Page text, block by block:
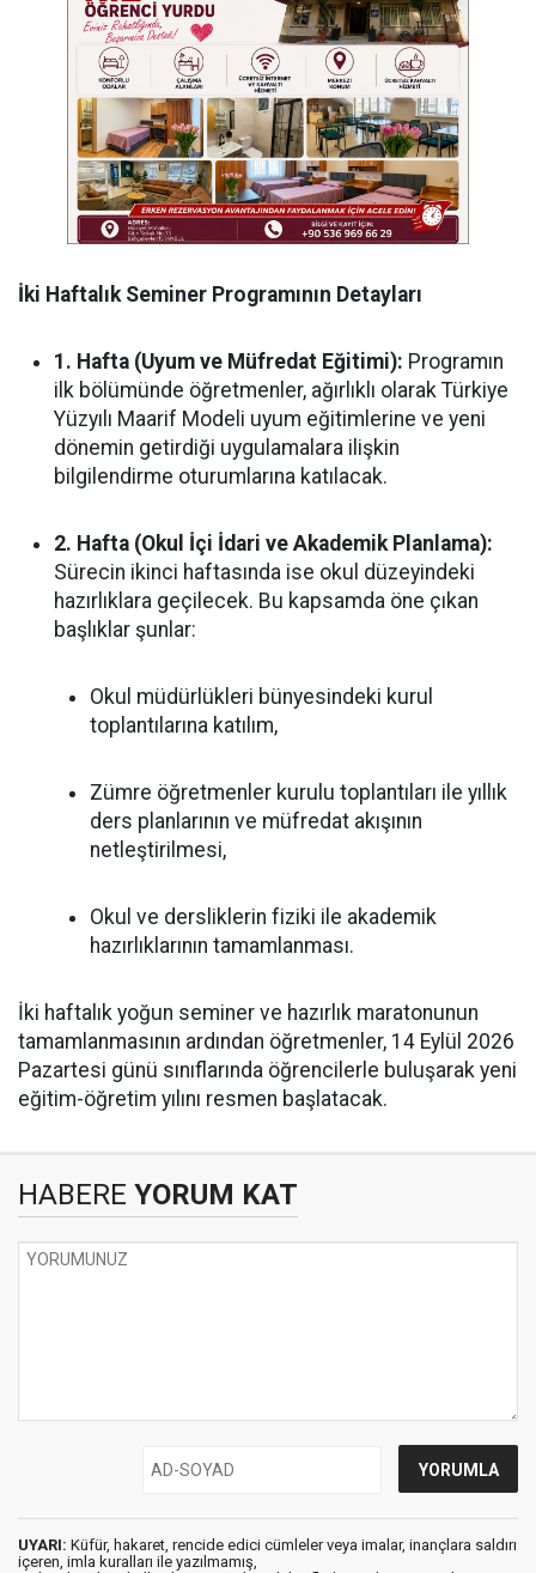
İki Haftalık Seminer Programının Detayları
1. Hafta (Uyum ve Müfredat Eğitimi): Programın
ilk bölümünde öğretmenler, ağırlıklı olarak Türkiye
Yüzyılı Maarif Modeli uyum eğitimlerine ve yeni
dönemin getirdiği uygulamalara ilişkin
bilgilendirme oturumlarına katılacak.
2. Hafta (Okul İçi İdari ve Akademik Planlama):
Sürecin ikinci haftasında ise okul düzeyindeki
hazırlıklara geçilecek. Bu kapsamda öne çıkan
başlıklar şunlar:
Okul müdürlükleri bünyesindeki kurul
toplantılarına katılım,
Zümre öğretmenler kurulu toplantıları ile yıllık
ders planlarının ve müfredat akışının
netleştirilmesi,
Okul ve dersliklerin fiziki ile akademik
hazırlıklarının tamamlanması.
İki haftalık yoğun seminer ve hazırlık maratonunun
tamamlanmasının ardından öğretmenler, 14 Eylül 2026
Pazartesi günü sınıflarında öğrencilerle buluşarak yeni
eğitim-öğretim yılını resmen başlatacak.
HABERE YORUM KAT
UYARI: Küfür, hakaret, rencide edici cümleler veya imalar, inançlara saldırı
içeren, imla kuralları ile yazılmamış,